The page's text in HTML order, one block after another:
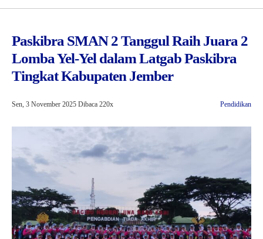
Prestasi
Informasi
Saluran Resmi WA
Paskibra SMAN 2 Tanggul Raih Juara 2
Lomba Yel-Yel dalam Latgab Paskibra
Tingkat Kabupaten Jember
Sen, 3 November 2025 Dibaca 220x Pendidikan